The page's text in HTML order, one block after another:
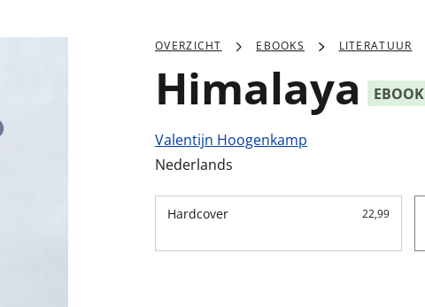
OVERZICHT EBOOKS LITERATUUR
Himalaya EBOOK
Valentijn Hoogenkamp
Nederlands
Hardcover 22,99